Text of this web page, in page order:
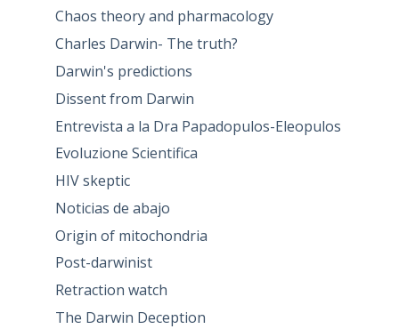
Chaos theory and pharmacology
Charles Darwin- The truth?
Darwin's predictions
Dissent from Darwin
Entrevista a la Dra Papadopulos-Eleopulos
Evoluzione Scientifica
HIV skeptic
Noticias de abajo
Origin of mitochondria
Post-darwinist
Retraction watch
The Darwin Deception